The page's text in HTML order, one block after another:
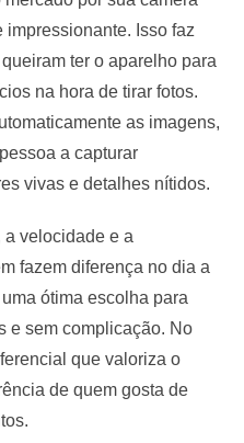
Isso faz
ter o aparelho para
na hora de tirar fotos.
as imagens,
a capturar
vivas e detalhes nítidos.
velocidade e a
fazem diferença no dia a
ótima escolha para
e sem complicação. No
que valoriza o
de quem gosta de